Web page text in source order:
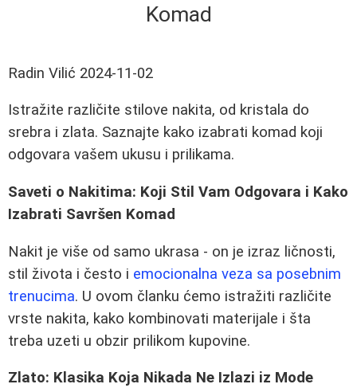
Komad
Radin Vilić 2024-11-02
Istražite različite stilove nakita, od kristala do
srebra i zlata. Saznajte kako izabrati komad koji
odgovara vašem ukusu i prilikama.
Saveti o Nakitima: Koji Stil Vam Odgovara i Kako
Izabrati Savršen Komad
Nakit je više od samo ukrasa - on je izraz ličnosti,
stil života i često i emocionalna veza sa posebnim
trenucima. U ovom članku ćemo istražiti različite
vrste nakita, kako kombinovati materijale i šta
treba uzeti u obzir prilikom kupovine.
Zlato: Klasika Koja Nikada Ne Izlazi iz Mode